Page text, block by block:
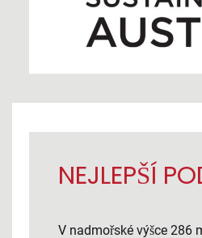
NEJLEPŠÍ
V nadmořské výšce 286